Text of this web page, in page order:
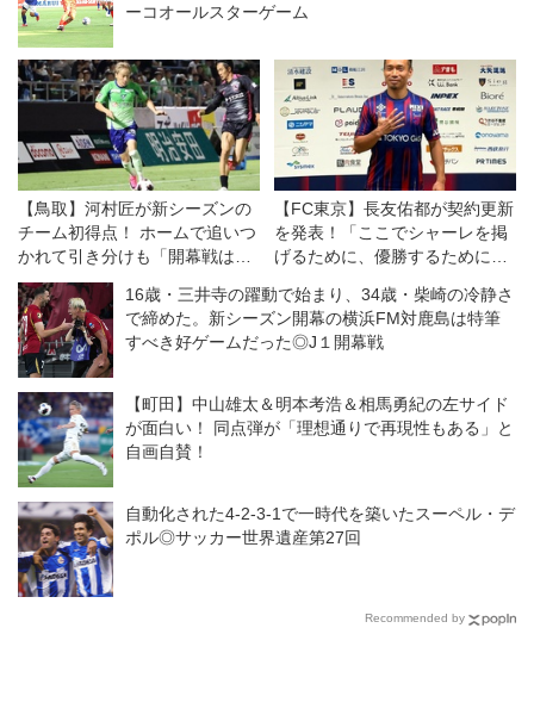
ーコオールスターゲーム
【鳥取】河村匠が新シーズンの
チーム初得点！ ホームで追いつ
かれて引き分けも「開幕戦は38
分の1。一喜一憂している場合
ではない」
【FC東京】長友佑都が契約更新
を発表！「ここでシャーレを掲
げるために、優勝するために戦
16歳・三井寺の躍動で始まり、34歳・柴崎の冷静さ
で締めた。新シーズン開幕の横浜FM対鹿島は特筆
すべき好ゲームだった◎J１開幕戦
【町田】中山雄太＆明本考浩＆相馬勇紀の左サイド
が面白い！ 同点弾が「理想通りで再現性もある」と
自画自賛！
自動化された4-2-3-1で一時代を築いたスーペル・デ
ポル◎サッカー世界遺産第27回
Recommended by